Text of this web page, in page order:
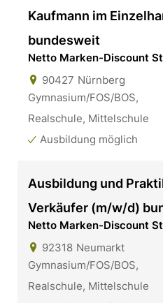
Kaufmann im
bundesweit
Netto Marken-Discount
90427 Nürnberg
Gymnasium/FOS/BOS,
Realschule, Mittelschule
Ausbildung möglich
Ausbildung und
Verkäufer (m/w/d)
Netto Marken-Discount
92318 Neumarkt
Gymnasium/FOS/BOS,
Realschule, Mittelschule